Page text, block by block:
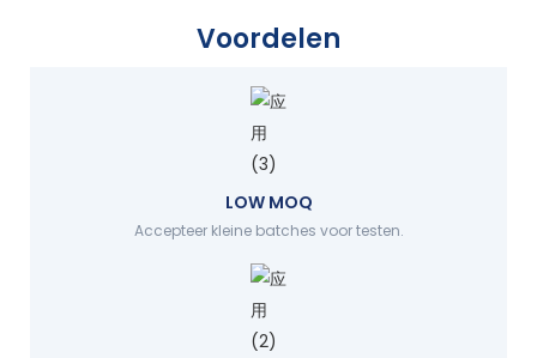
Voordelen
LOW MOQ
Accepteer kleine batches voor testen.